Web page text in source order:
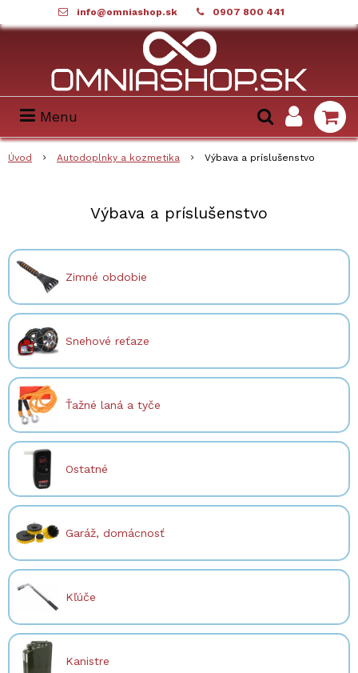
info@omniashop.sk 0907 800 441
Menu
Úvod Autodoplnky a kozmetika Výbava a príslušenstvo
Výbava a príslušenstvo
Zimné obdobie
Snehové reťaze
Ťažné laná a tyče
Ostatné
Garáž, domácnosť
Kľúče
Kanistre